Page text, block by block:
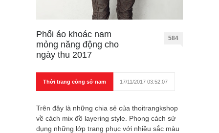
Phối áo khoác nam
mỏng năng động cho
ngày thu 2017
584
Thời trang công sở nam 17/11/2017 03:52:07
Trên đây là những chia sẻ của thoitrangkshop
về cách mix đồ layering style. Phong cách sử
dụng những lớp trang phục với nhiều sắc màu